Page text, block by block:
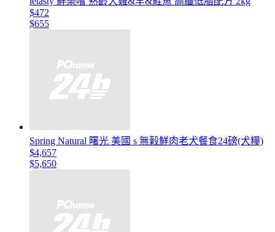
$472
$655
Spring Natural 曙光 美國 s 無榖鮮肉老犬餐食24磅(犬糧)
$4,657
$5,650